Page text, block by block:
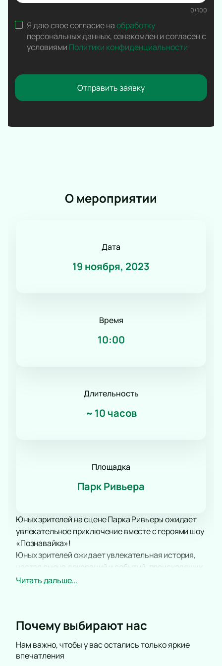
Вокал
Ледовое шоу
Народная песня
Дискотека
0/100
Я даю свое согласие наобработку
персональных данных,ознакомлен и согласен с
условиями Политики конфиденциальности
Отправить заявку
О мероприятии
Дата
19 ноября, 2023
Время
10:00
Длительность
~ 10 часов
Площадка
Парк Ривьера
Юных зрителей на сцене Парка Ривьеры ожидает
увлекательное приключение вместе с героями шоу
«Познавайка»!
Юных зрителей ожидает увлекательная история,
частая смена декораций и событий, происходящих
на сцене, которые точно не дадут заскучать ни
смена событий не дадут детворе заскучать, а
внимательно следить за происходящим на сцене.
Посещение шоу «Познавайка» - отличная
Читать дальше...
Почему выбирают нас
Нам важно, чтобы у вас остались только яркие
впечатления